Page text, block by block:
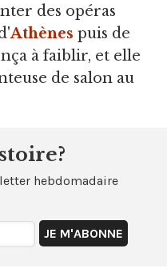
des opéras
Athènes puis de
à faiblir, et elle
de salon au
hebdomadaire